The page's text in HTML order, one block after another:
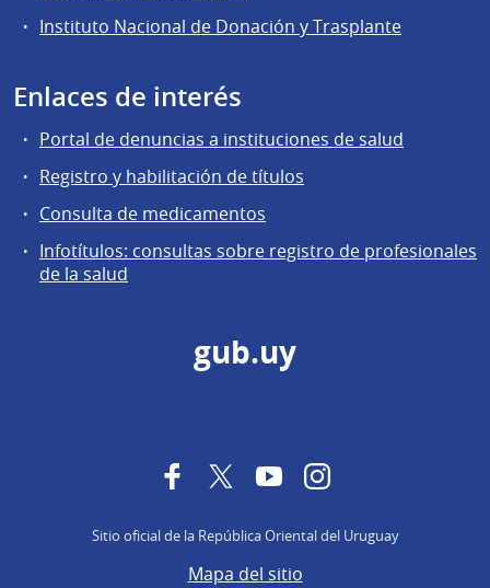
Instituto Nacional de Donación y Trasplante
Enlaces de interés
Portal de denuncias a instituciones de salud
Registro y habilitación de títulos
Consulta de medicamentos
Infotítulos: consultas sobre registro de profesionales
de la salud
gub.uy
FacebookTwitterYouTubeInstagram
Sitio oficial de la República Oriental del Uruguay
Mapa del sitio